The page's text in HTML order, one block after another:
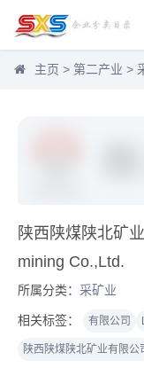
主页 > 第二产业 >
陕西陕煤陕北矿
mining Co.,Ltd.
所属分类： 采矿业
相关标签： 有限公司
陕西陕煤陕北矿业有限公